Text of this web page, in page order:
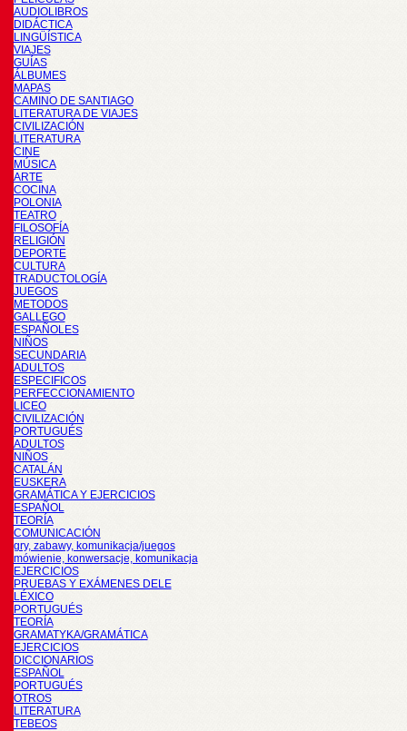
AUDIOLIBROS
DIDÁCTICA
LINGÜÍSTICA
VIAJES
GUÍAS
ÁLBUMES
MAPAS
CAMINO DE SANTIAGO
LITERATURA DE VIAJES
CIVILIZACIÓN
LITERATURA
CINE
MÚSICA
ARTE
COCINA
POLONIA
TEATRO
FILOSOFÍA
RELIGIÓN
DEPORTE
CULTURA
TRADUCTOLOGÍA
JUEGOS
METODOS
GALLEGO
ESPAÑOLES
NIÑOS
SECUNDARIA
ADULTOS
ESPECIFICOS
PERFECCIONAMIENTO
LICEO
CIVILIZACIÓN
PORTUGUÉS
ADULTOS
NIÑOS
CATALÁN
EUSKERA
GRAMÁTICA Y EJERCICIOS
ESPAÑOL
TEORÍA
COMUNICACIÓN
gry, zabawy, komunikacja/juegos
mówienie, konwersacje, komunikacja
EJERCICIOS
PRUEBAS Y EXÁMENES DELE
LÉXICO
PORTUGUÉS
TEORÍA
GRAMATYKA/GRAMÁTICA
EJERCICIOS
DICCIONARIOS
ESPAÑOL
PORTUGUÉS
OTROS
LITERATURA
TEBEOS